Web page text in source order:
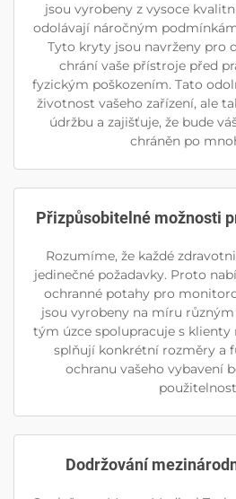
jsou vyrobeny z vysoce
odolávají náročným
Tyto kryty jsou navrženy pro
chrání vaše přístroje před
fyzickým poškozením. Tato
životnost vašeho zařízení, ale
údržbu a zajišťuje, že bude
chráněn po
Přizpůsobitelné možnosti
Rozumíme, že každé
jedinečné požadavky. Proto
ochranné potahy pro
jsou vyrobeny na míru
tým úzce spolupracuje s klienty
splňují konkrétní rozměry a
ochranu vašeho vybavení
Dodržování